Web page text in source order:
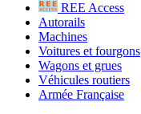
REE Access
Autorails
Machines
Voitures et fourgons
Wagons et grues
Véhicules routiers
Armée Française